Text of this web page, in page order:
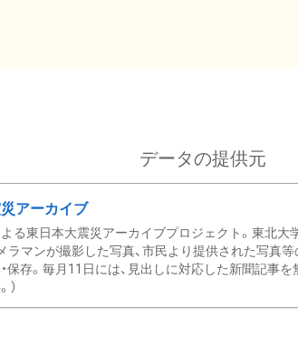
データの提供元
アーカイブ
る東日本大震災アーカイブプロジェクト。東北
ラマンが撮影した写真、市民より提供された写真
保存。毎月11日には、見出しに対応した新聞記事
）